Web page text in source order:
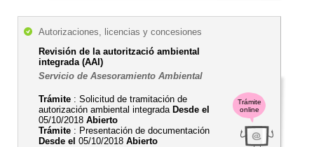
Trámite
online
Autorizaciones, licencias y concesiones
Revisión de la autorització ambiental
integrada (AAI)
Servicio de Asesoramiento Ambiental
Trámite : Solicitud de tramitación de
autorización ambiental integrada Desde el
05/10/2018 Abierto
Trámite : Presentación de documentación
Desde el 05/10/2018 Abierto